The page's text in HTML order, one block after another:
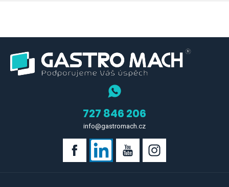
727 846 206
info@gastromach.cz